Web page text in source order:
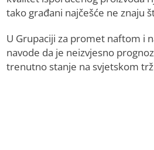
tako građani najčešće ne znaju
U Grupaciji za promet naftom i
navode da je neizvjesno
trenutno stanje na svjetskom